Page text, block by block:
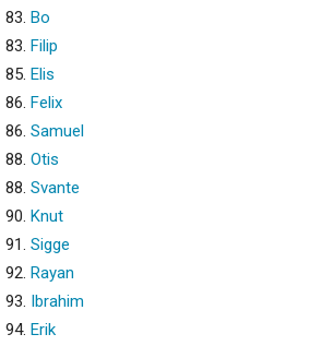
83. Bo
83. Filip
85. Elis
86. Felix
86. Samuel
88. Otis
88. Svante
90. Knut
91. Sigge
92. Rayan
93. Ibrahim
94. Erik